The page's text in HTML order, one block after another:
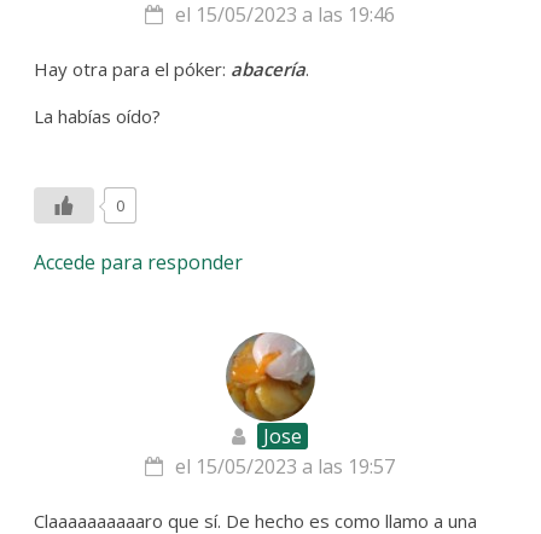
el 15/05/2023 a las 19:46
Hay otra para el póker: abacería.
La habías oído?
0
Accede para responder
Jose
el 15/05/2023 a las 19:57
Claaaaaaaaaaro que sí. De hecho es como llamo a una